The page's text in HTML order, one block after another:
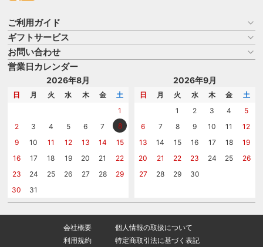
ご利用ガイド
お買い物ガイド
よくある質問
はじめての記念品選び
記念品工房の使い方
ギフトサービス
名入れについて
のし
メッセージカード
お問い合わせ
商品選びを相談する
名入れについて相談する
カタログを請求する
営業日カレンダー
2026年8月
日 月 火 水 木 金
土
1
2
3 4 5 6 7
8
9
10 11 12 13 14
15
16
17 18 19 20 21
22
23
24 25 26 27 28
29
30
31
2026年9月
日 月 火 水 木 金
土
1
2 3 4
5
6
7 8 9 10 11
12
13
14 15 16 17 18
19
20
21 22 23 24 25
26
27
28 29 30
会社概要
個人情報の取扱について
利用規約
特定商取引法に基づく表記